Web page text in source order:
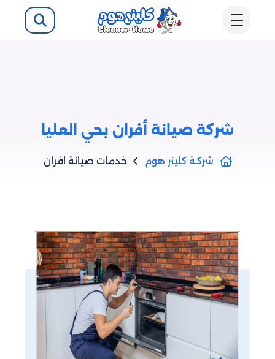
شركة صيانة أفران بحي العليا
شركـة كلينر هوم خدمات صيانة افران